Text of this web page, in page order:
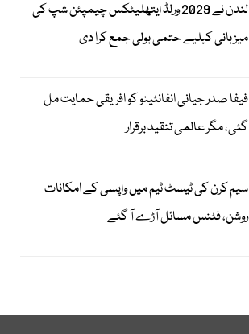
لندن نے 2029 ورلڈ ایتھلیٹکس چیمپئن شپ کی
میزبانی کیلیے حتمی بولی جمع کرا دی
فیفا صدر جیانی انفانٹینو کو افریقی حمایت مل
گئی، مگر عالمی تنقید برقرار
سیم کرن کی ٹیسٹ ٹیم میں واپسی کے امکانات
روشن، فٹنس مسائل آڑے آ گئے